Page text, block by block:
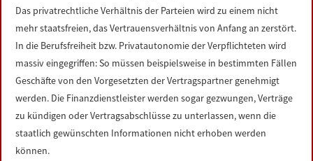
Das privatrechtliche Verhältnis der Parteien wird zu einem nicht
mehr staatsfreien, das Vertrauensverhältnis von Anfang an zerstört.
In die Berufsfreiheit bzw. Privatautonomie der Verpflichteten wird
massiv eingegriffen: So müssen beispielsweise in bestimmten Fällen
Geschäfte von den Vorgesetzten der Vertragspartner genehmigt
werden. Die Finanzdienstleister werden sogar gezwungen, Verträge
zu kündigen oder Vertragsabschlüsse zu unterlassen, wenn die
staatlich gewünschten Informationen nicht erhoben werden
können.